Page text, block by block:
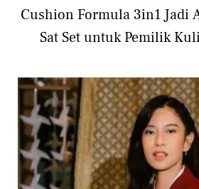
Cushion Formula 3in1 Jadi
Sat Set untuk Pemilik